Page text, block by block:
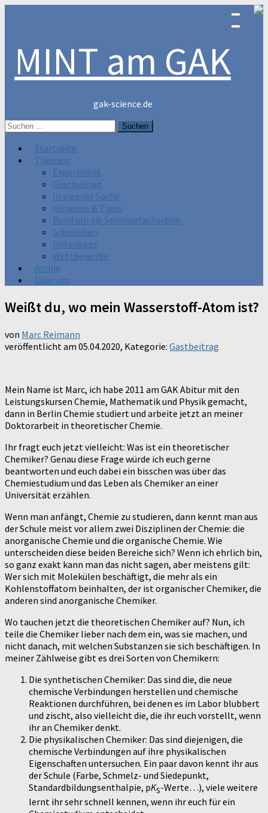
MINT am GAK
gak-science.de
Suchen
nach:
Startseite
Themen
Experiment
Gastbeitrag
In eigener Sache
Hinweise & Tipps
Rund um die Seminarfacharbeit
Schulleben
Unterwegs
Wettbewerbe
Archiv
Über uns
Weißt du, wo mein Wasserstoff-Atom ist?
von Marc Reimann
veröffentlicht am 05.04.2020, Kategorie: Gastbeitrag
Mein Name ist Marc, ich habe 2011 am GAK Abitur mit den
Leistungskursen Chemie, Mathematik und Physik gemacht,
dann in Berlin Chemie studiert und arbeite jetzt an meiner
Doktorarbeit in theoretischer Chemie.
Ihr fragt euch jetzt vielleicht: Was ist ein theoretischer
Chemiker? Genau diese Frage würde ich euch gerne
beantworten und euch dabei ein bisschen was über das
Chemiestudium und das Leben als Chemiker an einer
Universität erzählen.
Wenn man anfängt, Chemie zu studieren, dann kennt man aus
der Schule meist vor allem zwei Disziplinen der Chemie: die
anorganische Chemie und die organische Chemie. Wie
unterscheiden diese beiden Bereiche sich? Wenn ich ehrlich bin,
so ganz exakt kann man das nicht sagen, aber meistens gilt:
Wer sich mit Molekülen beschäftigt, die mehr als ein
Kohlenstoffatom beinhalten, der ist organischer Chemiker, die
anderen sind anorganische Chemiker.
Wo tauchen jetzt die theoretischen Chemiker auf? Nun, ich
teile die Chemiker lieber nach dem ein, was sie machen, und
nicht danach, mit welchen Substanzen sie sich beschäftigen. In
meiner Zählweise gibt es drei Sorten von Chemikern:
Die synthetischen Chemiker: Das sind die, die neue
chemische Verbindungen herstellen und chemische
Reaktionen durchführen, bei denen es im Labor blubbert
und zischt, also vielleicht die, die ihr euch vorstellt, wenn
ihr an Chemiker denkt.
Die physikalischen Chemiker: Das sind diejenigen, die
chemische Verbindungen auf ihre physikalischen
Eigenschaften untersuchen. Ein paar davon kennt ihr aus
der Schule (Farbe, Schmelz- und Siedepunkt,
Standardbildungsenthalpie, pKS-Werte…), viele weitere
lernt ihr sehr schnell kennen, wenn ihr euch für ein